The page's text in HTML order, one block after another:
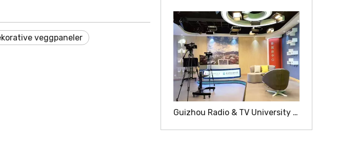
veggpaneler
Guizhou Radio & TV University TV-stasjon